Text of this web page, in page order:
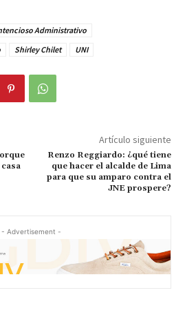
Administrativo
Shirley Chilet UNI
Artículo siguiente
Renzo Reggiardo: ¿qué tiene
que hacer el alcalde de Lima
para que su amparo contra el
JNE prospere?
- Advertisement -